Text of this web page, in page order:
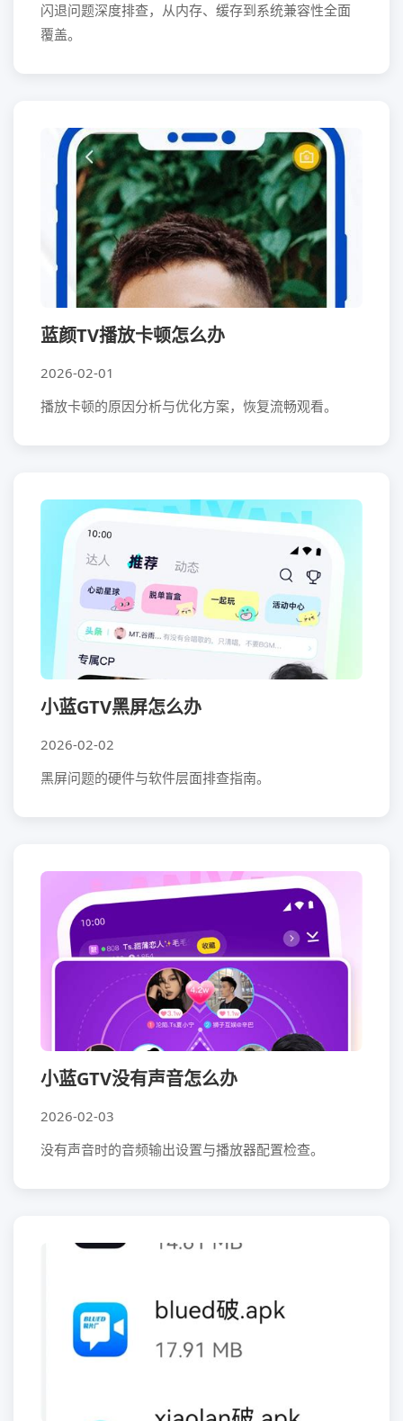
闪退问题深度排查，从内存、缓存到系统兼容性全面
覆盖。
蓝颜TV播放卡顿怎么办
2026-02-01
播放卡顿的原因分析与优化方案，恢复流畅观看。
小蓝GTV黑屏怎么办
2026-02-02
黑屏问题的硬件与软件层面排查指南。
小蓝GTV没有声音怎么办
2026-02-03
没有声音时的音频输出设置与播放器配置检查。